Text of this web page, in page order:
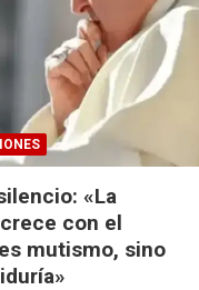
«La
con el
mutismo, sino